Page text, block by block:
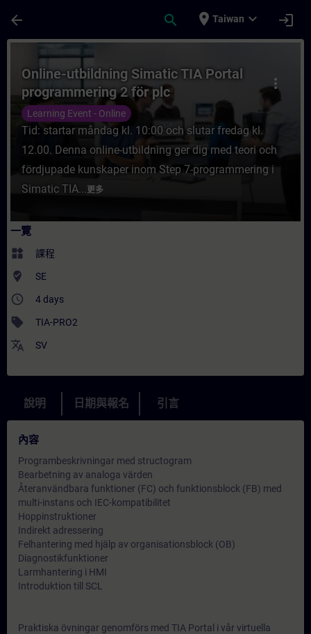
arrow_back search place Taiwan expand_more login
課程 - Online-utbildning Simatic TIA
more_vert
Online-utbildning Simatic TIA Portal
programmering 2 för plc
Learning Event - Online
Tid: startar måndag kl. 10:00 och slutar fredag kl.
12.00. Denna online-utbildning ger dig med teori och
fördjupade kunskaper inom Step 7-programmering i
Simatic TIA...更多
一覽
widgets 課程
where_to_vote SE
access_time 4 days
sell TIA-PRO2
translate SV
說明 日期與報名 引言
內容
Programbeskrivningar med structogram
Bearbetning av analoga värden
Återanvändbara funktioner (FC) och funktionsblock (FB) med
multi-instans och IEC-kompatibilitet
Hoppinstruktioner
Indirekt adressering
Felhantering med hjälp av organisationsblock (OB)
Diagnostikfunktioner
Larmhantering i HMI
Introduktion till SCL
Praktiska övningar genomförs med TIA Portal i vår virtuella